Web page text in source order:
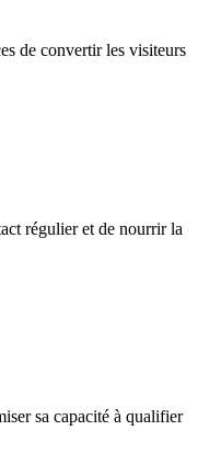
de convertir les visiteurs
régulier et de nourrir la
sa capacité à qualifier